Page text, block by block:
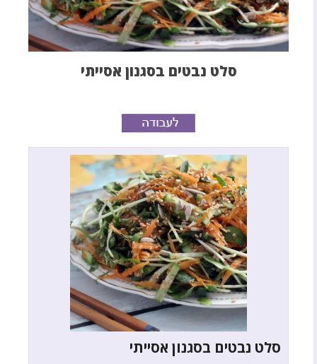
סלט נבטים בסגנון אסייתי
סלט נבטים בסגנון אסייתי